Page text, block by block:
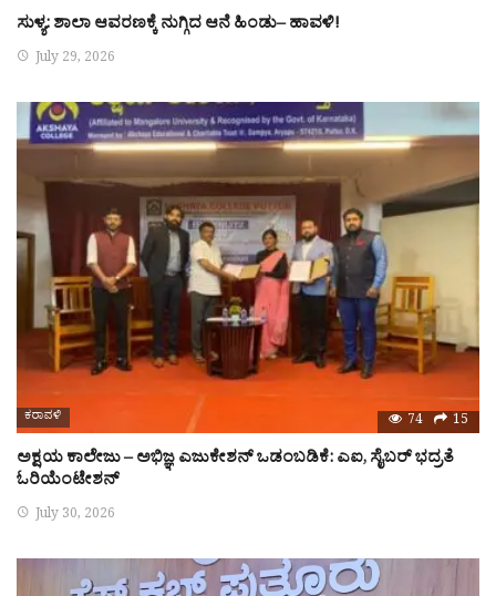
ಸುಳ್ಯ: ಶಾಲಾ ಆವರಣಕ್ಕೆ ನುಗ್ಗಿದ ಆನೆ ಹಿಂಡು– ಹಾವಳಿ!
July 29, 2026
ಕರಾವಳಿ 74 15
ಅಕ್ಷಯ ಕಾಲೇಜು – ಅಭಿಜ್ಞ ಎಜುಕೇಶನ್ ಒಡಂಬಡಿಕೆ: ಎಐ, ಸೈಬರ್ ಭದ್ರತೆ
ಓರಿಯೆಂಟೇಶನ್
July 30, 2026